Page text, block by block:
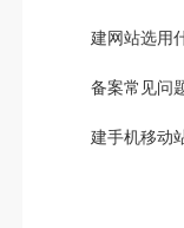
建网站选用
备案常见问
建手机移动